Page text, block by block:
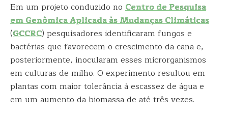
Em um projeto conduzido no Centro de Pesquisa
em Genômica Aplicada às Mudanças Climáticas
(GCCRC) pesquisadores identificaram fungos e
bactérias que favorecem o crescimento da cana e,
posteriormente, inocularam esses microrganismos
em culturas de milho. O experimento resultou em
plantas com maior tolerância à escassez de água e
em um aumento da biomassa de até três vezes.